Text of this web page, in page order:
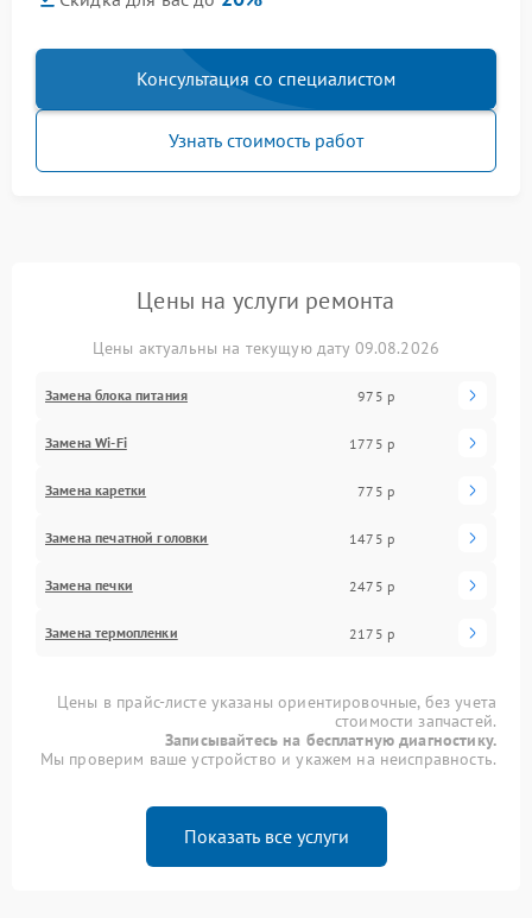
Консультация со специалистом
Узнать стоимость работ
Цены на услуги ремонта
Цены актуальны на текущую дату 09.08.2026
Замена блока питания 975 р
Замена Wi-Fi 1775 р
Замена каретки 775 р
Замена печатной головки 1475 р
Замена печки 2475 р
Замена термопленки 2175 р
Цены в прайс-листе указаны ориентировочные, без учета
стоимости запчастей.
Записывайтесь на бесплатную диагностику.
Мы проверим ваше устройство и укажем на неисправность.
Показать все услуги